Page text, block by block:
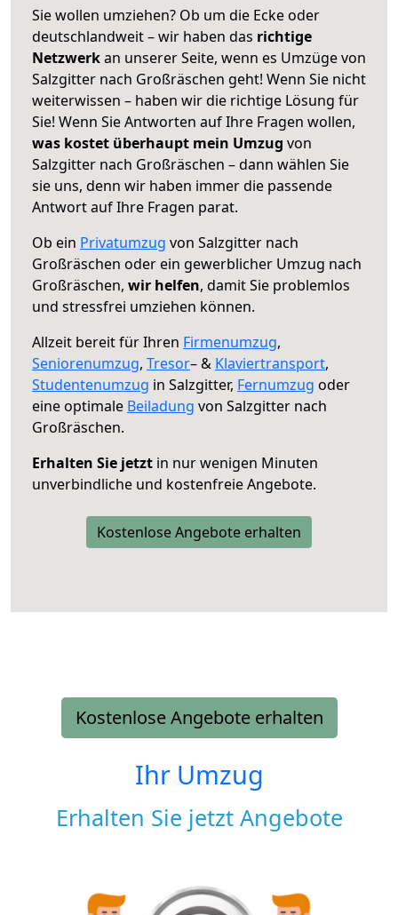
Sie wollen umziehen? Ob um die Ecke oder
deutschlandweit – wir haben das richtige
Netzwerkan unserer Seite, wenn es Umzüge von
Salzgitter nach Großräschen geht! Wenn Sie nicht
weiterwissen – haben wir die richtige Lösung für
Sie! Wenn Sie Antworten auf Ihre Fragen wollen,
was kostet überhaupt mein Umzug von
Salzgitter nach Großräschen – dann wählen Sie
sie uns, denn wir haben immer die passende
Antwort auf Ihre Fragen parat.
Ob ein Privatumzug von Salzgitter nach
Großräschen oder ein gewerblicher Umzug nach
Großräschen, wir helfen, damit Sie problemlos
und stressfrei umziehen können.
Allzeit bereit für Ihren Firmenumzug,
Seniorenumzug, Tresor– & Klaviertransport,
Studentenumzug in Salzgitter, Fernumzug oder
eine optimale Beiladung von Salzgitter nach
Großräschen.
Erhalten Sie jetzt in nur wenigen Minuten
unverbindliche und kostenfreie Angebote.
Kostenlose Angebote erhalten
Kostenlose Angebote erhalten
Ihr Umzug
Erhalten Sie jetzt Angebote